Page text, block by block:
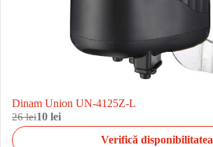
Dinam Union UN-4125Z-L
26 lei10 lei
Verifică disponibilitatea